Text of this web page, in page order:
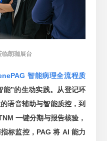
临朗珈展台
智能病理全流程质
能”的生动实践。从登记环
语音辅助与智能质控，到
一键分期与报告核验，
标监控，PAG 将 AI 能力